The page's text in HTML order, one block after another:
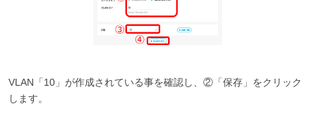
VLAN「10」が作成されている事を確認し、②「保存」をクリック
します。